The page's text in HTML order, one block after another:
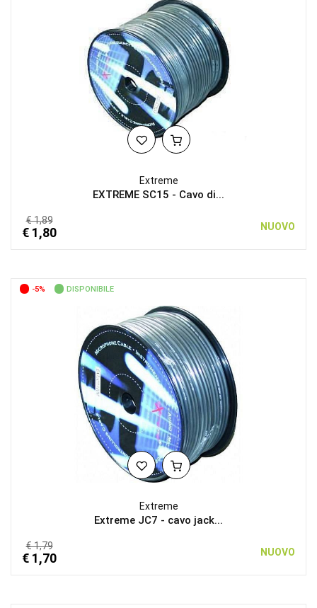
Extreme
EXTREME SC15 - Cavo di...
€ 1,89
€ 1,80 NUOVO
-5% DISPONIBILE
Extreme
Extreme JC7 - cavo jack...
€ 1,79
€ 1,70 NUOVO